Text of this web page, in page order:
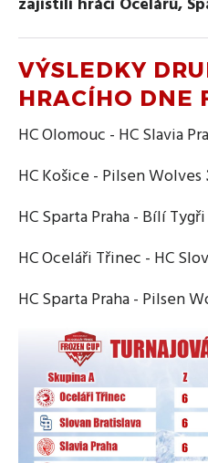
VÝSLEDKY
HRACÍHO DNE
HC Olomouc - HC Slavia
HC Košice - Pilsen Wolves
HC Sparta Praha - Bílí
HC Oceláři Třinec - HC
HC Sparta Praha - Pilsen